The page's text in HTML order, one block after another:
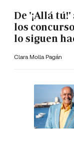
De '¡Allá
los
lo siguen
Clara Molla Pagán